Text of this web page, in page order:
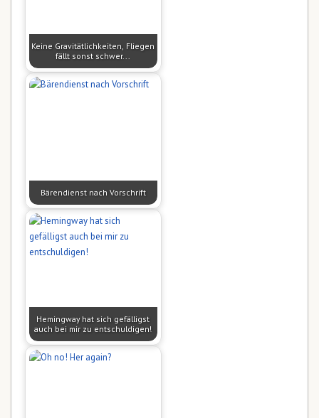
Keine Gravitätlichkeiten, Fliegen
fällt sonst schwer...
Bärendienst nach Vorschrift
Hemingway hat sich gefälligst
auch bei mir zu entschuldigen!